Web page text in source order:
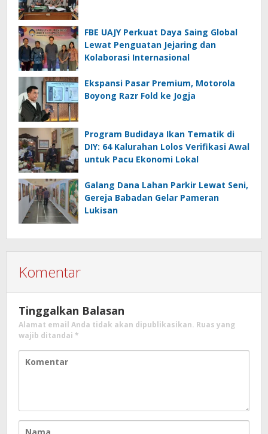
FBE UAJY Perkuat Daya Saing Global
Lewat Penguatan Jejaring dan
Kolaborasi Internasional
Ekspansi Pasar Premium, Motorola
Boyong Razr Fold ke Jogja
Program Budidaya Ikan Tematik di
DIY: 64 Kalurahan Lolos Verifikasi Awal
untuk Pacu Ekonomi Lokal
Galang Dana Lahan Parkir Lewat Seni,
Gereja Babadan Gelar Pameran
Lukisan
Komentar
Tinggalkan Balasan
Alamat email Anda tidak akan dipublikasikan. Ruas yang
wajib ditandai *